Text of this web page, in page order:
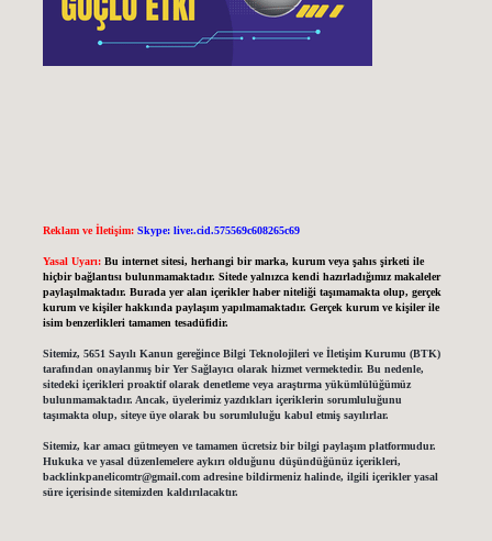
Reklam ve İletişim: Skype: live:.cid.575569c608265c69
Yasal Uyarı: Bu internet sitesi, herhangi bir marka, kurum veya şahıs şirketi ile
hiçbir bağlantısı bulunmamaktadır. Sitede yalnızca kendi hazırladığımız makaleler
paylaşılmaktadır. Burada yer alan içerikler haber niteliği taşımamakta olup, gerçek
kurum ve kişiler hakkında paylaşım yapılmamaktadır. Gerçek kurum ve kişiler ile
isim benzerlikleri tamamen tesadüfidir.
Sitemiz, 5651 Sayılı Kanun gereğince Bilgi Teknolojileri ve İletişim Kurumu (BTK)
tarafından onaylanmış bir Yer Sağlayıcı olarak hizmet vermektedir. Bu nedenle,
sitedeki içerikleri proaktif olarak denetleme veya araştırma yükümlülüğümüz
bulunmamaktadır. Ancak, üyelerimiz yazdıkları içeriklerin sorumluluğunu
taşımakta olup, siteye üye olarak bu sorumluluğu kabul etmiş sayılırlar.
Sitemiz, kar amacı gütmeyen ve tamamen ücretsiz bir bilgi paylaşım platformudur.
Hukuka ve yasal düzenlemelere aykırı olduğunu düşündüğünüz içerikleri,
backlinkpanelicomtr@gmail.comadresine bildirmeniz halinde, ilgili içerikler yasal
süre içerisinde sitemizden kaldırılacaktır.